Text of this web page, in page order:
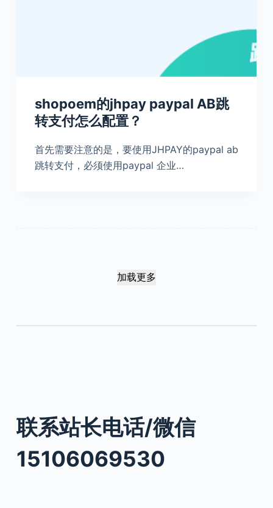
shopoem的jhpay paypal AB跳
转支付怎么配置？
首先需要注意的是，要使用JHPAY的paypal ab
跳转支付，必须使用paypal 企业…
加载更多
联系站长电话/微信
15106069530